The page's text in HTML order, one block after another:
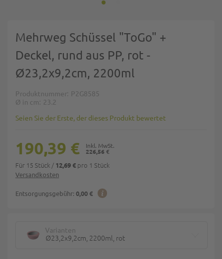
Mehrweg Schüssel "ToGo" +
Deckel, rund aus PP, rot -
Ø23,2x9,2cm, 2200ml
Produktnummer P2G8585
Ø in cm
23.2
Seien Sie der Erste, der dieses Produkt bewertet
Versandkosten
Entsorgungsgebühr: 0,00 €
226,56 €
190,39 €
Für 15 Stück / 12,69 € pro 1 Stück
Varianten
Ø23,2x9,2cm, 2200ml, rot